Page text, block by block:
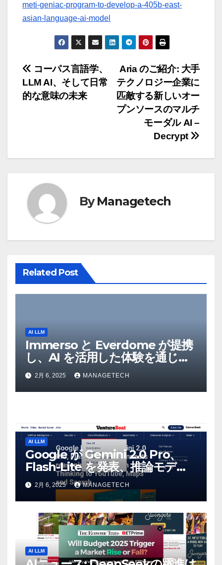
meti-geniac-program-to-develop-a-405b-east-
asian-language-ai-model
投
稿
ゲ
シ
ョ
ン
Aria のご紹介: 大手
テクノロジー企業に
匹敵する新しいオー
プンソースのマルチ
モーダル AI –
Decrypt
コーパス言語学、
LLM AI、そして日常
的な意味の未来
ByManagetech
Related Post
AI LLM
Immerso と Everdome が提携
し、AI を活用した体験を通じて
メタバースのイノベーションを
推進 – Intelligent CIO APAC
2月 6, 2025 MANAGETECH
AI LLM
Google が Gemini 2.0 Pro、
Flash-Lite を発表、推論モデル
Flash Thinking を YouTube、
マップ、検索に接続 |
VentureBeat
2月 6, 2025 MANAGETECH
AI LLM